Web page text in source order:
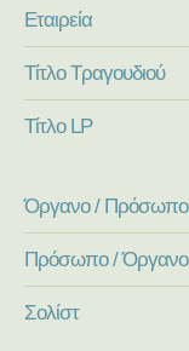
Εταιρεία
Τίτλο Τραγουδιού
Τίτλο LP
Όργανο / Πρόσωπο
Πρόσωπο / Όργανο
Σολίστ